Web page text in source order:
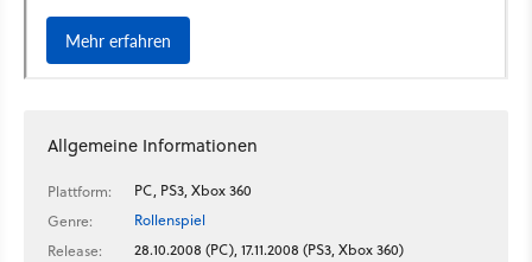
Allgemeine Informationen
Plattform:
PC, PS3, Xbox 360
Genre:
Rollenspiel
Release:
28.10.2008 (PC), 17.11.2008 (PS3, Xbox 360)